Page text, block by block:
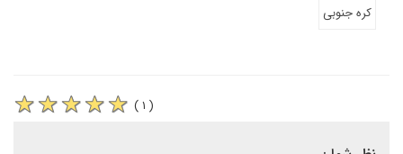
کره جنوبی
( ۱ )